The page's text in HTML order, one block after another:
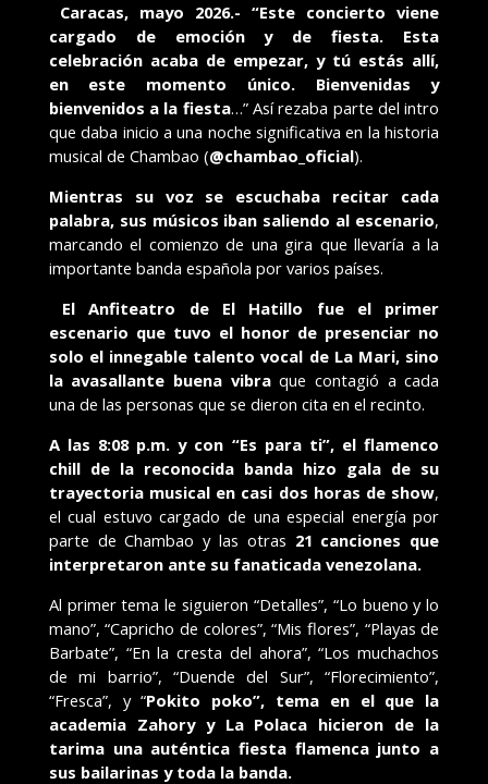
Caracas, mayo 2026.- “Este concierto viene
cargado de emoción y de fiesta. Esta
celebración acaba de empezar, y tú estás allí,
en este momento único. Bienvenidas y
bienvenidos a la fiesta…” Así rezaba parte del intro
que daba inicio a una noche significativa en la historia
musical de Chambao (@chambao_oficial).
Mientras su voz se escuchaba recitar cada
palabra, sus músicos iban saliendo al escenario,
marcando el comienzo de una gira que llevaría a la
importante banda española por varios países.
El Anfiteatro de El Hatillo fue el primer
escenario que tuvo el honor de presenciar no
solo el innegable talento vocal de La Mari, sino
la avasallante buena vibraque contagió a cada
una de las personas que se dieron cita en el recinto.
A las 8:08 p.m. y con “Es para ti”, el flamenco
chill de la reconocida banda hizo gala de su
trayectoria musical en casi dos horas de show,
el cual estuvo cargado de una especial energía por
parte de Chambao y las otras 21 canciones que
interpretaron ante su fanaticada venezolana.
Al primer tema le siguieron “Detalles”, “Lo bueno y lo
mano”, “Capricho de colores”, “Mis flores”, “Playas de
Barbate”, “En la cresta del ahora”, “Los muchachos
de mi barrio”, “Duende del Sur”, “Florecimiento”,
“Fresca”, y “Pokito poko”, tema en el que la
academia Zahory y La Polaca hicieron de la
tarima una auténtica fiesta flamenca junto a
sus bailarinas y toda la banda.